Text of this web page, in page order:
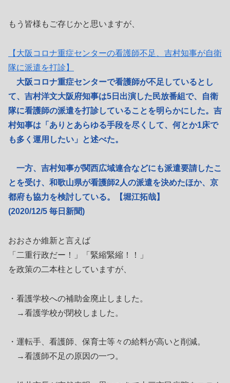
もう皆様もご存じかと思いますが、
【大阪コロナ重症センターの看護師不足、吉村知事が自衛
隊に派遣を打診】
大阪コロナ重症センターで看護師が不足しているとし
て、吉村洋文大阪府知事は5日出演した民放番組で、自衛
隊に看護師の派遣を打診していることを明らかにした。吉
村知事は「ありとあらゆる手段を尽くして、何とか1床で
も多く運用したい」と述べた。
一方、吉村知事が関西広域連合などにも派遣要請したこ
とを受け、和歌山県が看護師2人の派遣を決めたほか、京
都府も協力を検討している。【堀江拓哉】
(2020/12/5 毎日新聞)
おおさか維新と言えば
「二重行政だー！」「緊縮緊縮！！」
を政策の二本柱としていますが、
・看護学校への補助金廃止しました。
→看護学校が閉校しました。
・運転手、看護師、保育士等々の給料が高いと削減。
→看護師不足の原因の一つ。